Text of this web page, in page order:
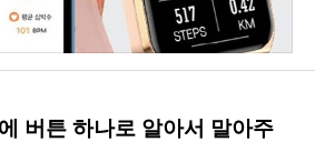
버튼 하나로 알아서 말아주